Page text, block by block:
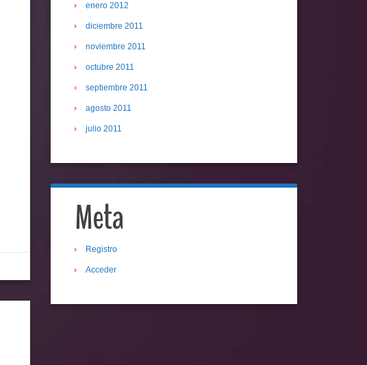
enero 2012
diciembre 2011
noviembre 2011
octubre 2011
septiembre 2011
agosto 2011
julio 2011
Meta
Registro
Acceder